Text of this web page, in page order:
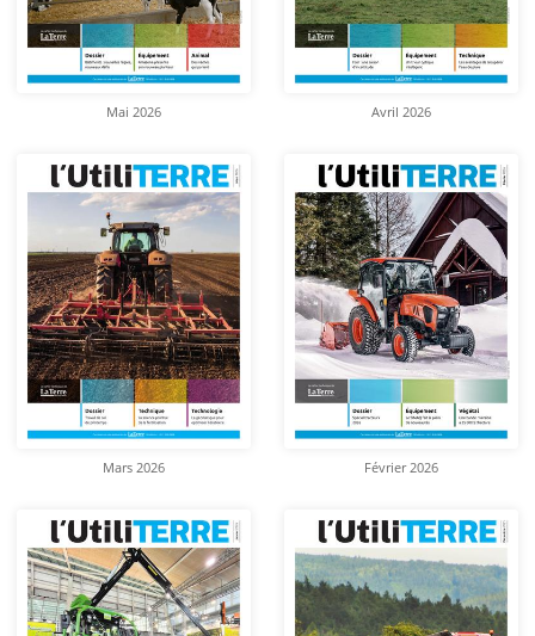
Mai 2026 Avril 2026
Mars 2026 Février 2026